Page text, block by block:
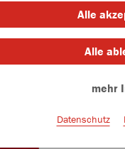
Alle
Alle
mehr
Datenschutz